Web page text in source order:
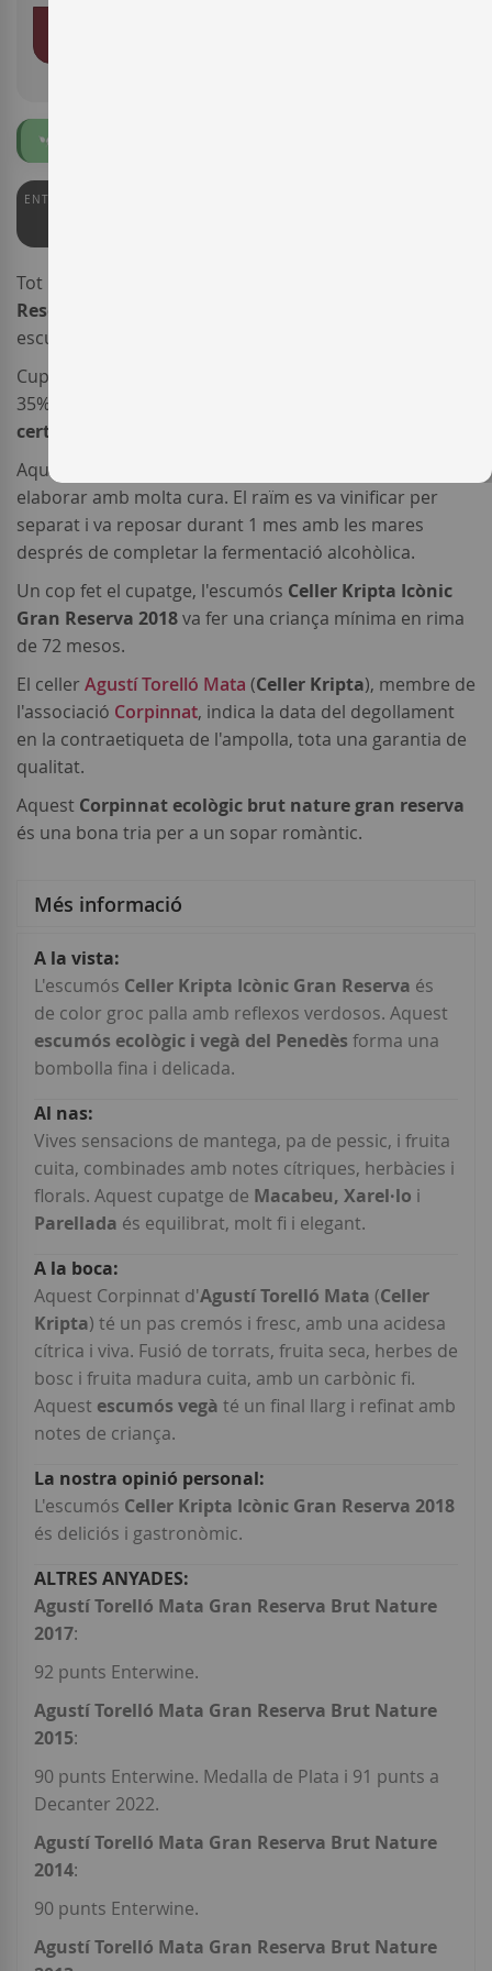
ENTERWINE
Tot un clàssic, l'escumós
Reserva
escumosos del
Cupatge tradicional, la proporció és 38%
35%
certificació ecològica
Aquest
elaborar amb molta cura. El raïm es va vinificar per
separat i va reposar durant 1 mes amb les mares
després de completar la fermentació alcohòlica.
Un cop fet el cupatge, l'escumós Celler Kripta Icònic
Gran Reserva 2018va fer una criança mínima en rima
de 72 mesos.
El celler Agustí Torelló Mata (Celler Kripta), membre de
l'associació Corpinnat, indica la data del degollament
en la contraetiqueta de l'ampolla, tota una garantia de
qualitat.
Aquest Corpinnat ecològic brut nature gran reserva
és una bona tria per a un sopar romàntic.
Més informació
Més
informació
L'escumós Celler Kripta Icònic Gran Reserva és
de color groc palla amb reflexos verdosos. Aquest
escumós ecològic i vegà del Penedès forma una
bombolla fina i delicada.
Vives sensacions de mantega, pa de pessic, i fruita
cuita, combinades amb notes cítriques, herbàcies i
florals. Aquest cupatge de Macabeu, Xarel·lo i
Parellada és equilibrat, molt fi i elegant.
Aquest Corpinnat d'Agustí Torelló Mata (Celler
Kripta) té un pas cremós i fresc, amb una acidesa
cítrica i viva. Fusió de torrats, fruita seca, herbes de
bosc i fruita madura cuita, amb un carbònic fi.
Aquest escumós vegà té un final llarg i refinat amb
notes de criança.
L'escumós Celler Kripta Icònic Gran Reserva 2018
és deliciós i gastronòmic.
Agustí Torelló Mata Gran Reserva Brut Nature
2017:
92 punts Enterwine.
Agustí Torelló Mata Gran Reserva Brut Nature
2015:
90 punts Enterwine. Medalla de Plata i 91 punts a
Decanter 2022.
Agustí Torelló Mata Gran Reserva Brut Nature
2014:
90 punts Enterwine.
Agustí Torelló Mata Gran Reserva Brut Nature